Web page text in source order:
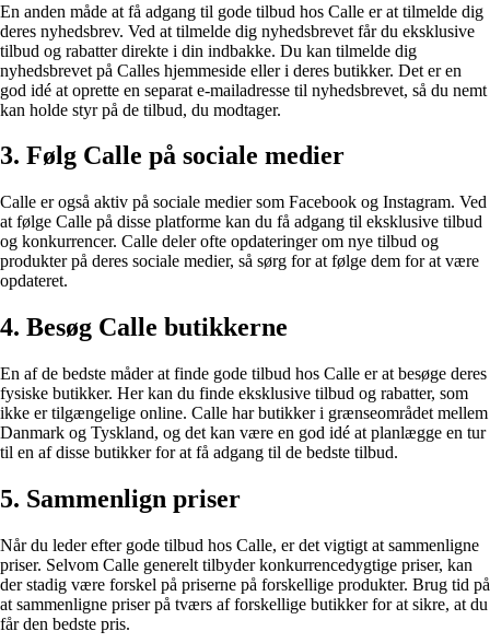
En anden måde at få adgang til gode tilbud hos Calle er at tilmelde dig
deres nyhedsbrev. Ved at tilmelde dig nyhedsbrevet får du eksklusive
tilbud og rabatter direkte i din indbakke. Du kan tilmelde dig
nyhedsbrevet på Calles hjemmeside eller i deres butikker. Det er en
god idé at oprette en separat e-mailadresse til nyhedsbrevet, så du nemt
kan holde styr på de tilbud, du modtager.
3. Følg Calle på sociale medier
Calle er også aktiv på sociale medier som Facebook og Instagram. Ved
at følge Calle på disse platforme kan du få adgang til eksklusive tilbud
og konkurrencer. Calle deler ofte opdateringer om nye tilbud og
produkter på deres sociale medier, så sørg for at følge dem for at være
opdateret.
4. Besøg Calle butikkerne
En af de bedste måder at finde gode tilbud hos Calle er at besøge deres
fysiske butikker. Her kan du finde eksklusive tilbud og rabatter, som
ikke er tilgængelige online. Calle har butikker i grænseområdet mellem
Danmark og Tyskland, og det kan være en god idé at planlægge en tur
til en af disse butikker for at få adgang til de bedste tilbud.
5. Sammenlign priser
Når du leder efter gode tilbud hos Calle, er det vigtigt at sammenligne
priser. Selvom Calle generelt tilbyder konkurrencedygtige priser, kan
der stadig være forskel på priserne på forskellige produkter. Brug tid på
at sammenligne priser på tværs af forskellige butikker for at sikre, at du
får den bedste pris.